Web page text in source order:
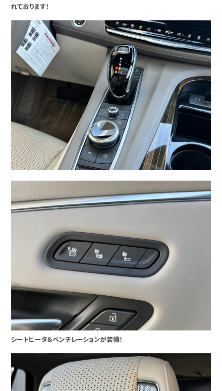
れております！
シートヒータ＆ベンチレーションが装備！